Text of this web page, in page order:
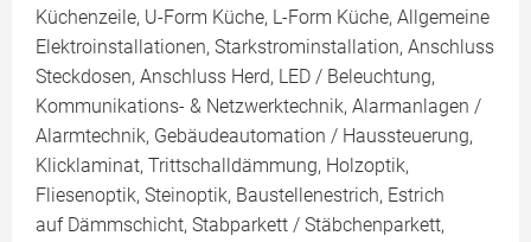
Küchenzeile, U-Form Küche, L-Form Küche, Allgemeine
Elektroinstallationen, Starkstrominstallation, Anschluss
Steckdosen, Anschluss Herd, LED / Beleuchtung,
Kommunikations- & Netzwerktechnik, Alarmanlagen /
Alarmtechnik, Gebäudeautomation / Haussteuerung,
Klicklaminat, Trittschalldämmung, Holzoptik,
Fliesenoptik, Steinoptik, Baustellenestrich, Estrich
auf Dämmschicht, Stabparkett / Stäbchenparkett,